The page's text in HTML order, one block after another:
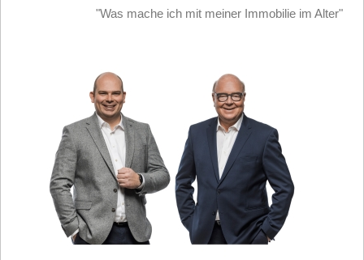
"Was mache ich mit meiner Immobilie im Alter"